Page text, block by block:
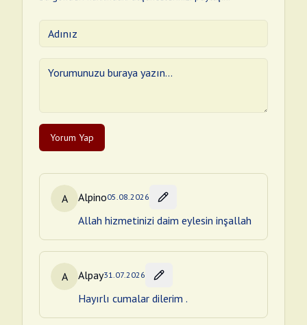
Yorum Yap
A Alpino05.08.2026
Allah hizmetinizi daim eylesin inşallah
A Alpay31.07.2026
Hayırlı cumalar dilerim .